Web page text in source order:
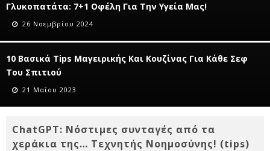
Γλυκοπατάτα: 7+1 Οφέλη Για Την Υγεία Μας!
26 Νοεμβρίου 2024
10 Βασικά Tips Μαγειρικής Και Κουζίνας Για Κάθε Σεφ
Του Σπιτιού
21 Μαΐου 2023
ChatGPT: Nόστιμες συνταγές από τα
χεράκια της… Τεχνητής Νοημοσύνης! (tips)